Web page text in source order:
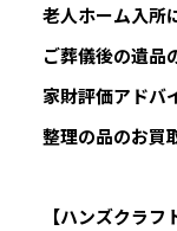
老人ホーム入所
ご葬儀後の遺品
家財評価アドバ
整理の品のお買
【ハンズクラフ